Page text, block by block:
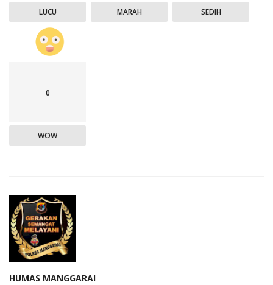
LUCU MARAH SEDIH
0
WOW
HUMAS MANGGARAI